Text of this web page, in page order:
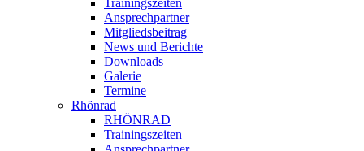
Trainingszeiten
Ansprechpartner
Mitgliedsbeitrag
News und Berichte
Downloads
Galerie
Termine
Rhönrad
RHÖNRAD
Trainingszeiten